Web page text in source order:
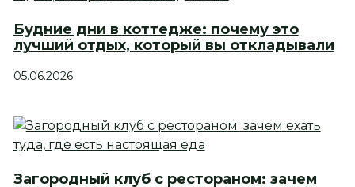
Будние дни в коттедже: почему это
лучший отдых, который вы откладывали
05.06.2026
Загородный клуб с рестораном: зачем